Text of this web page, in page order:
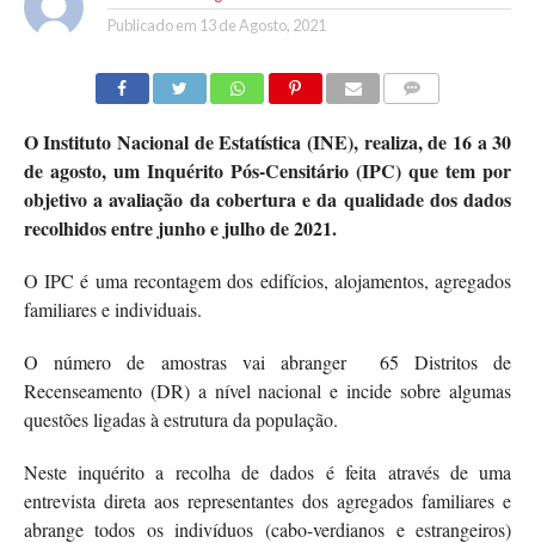
Publicado em 13 de Agosto, 2021
O Instituto Nacional de Estatística (INE), realiza, de 16 a 30
de agosto, um Inquérito Pós-Censitário (IPC) que tem por
objetivo a avaliação da cobertura e da qualidade dos dados
recolhidos entre junho e julho de 2021.
O IPC é uma recontagem dos edifícios, alojamentos, agregados
familiares e individuais.
O número de amostras vai abranger 65 Distritos de
Recenseamento (DR) a nível nacional e incide sobre algumas
questões ligadas à estrutura da população.
Neste inquérito a recolha de dados é feita através de uma
entrevista direta aos representantes dos agregados familiares e
abrange todos os indivíduos (cabo-verdianos e estrangeiros)